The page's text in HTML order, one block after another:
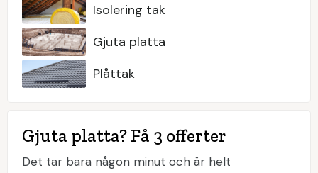
Isolering tak
Gjuta platta
Plåttak
Gjuta platta? Få 3 offerter
Det tar bara någon minut och är helt